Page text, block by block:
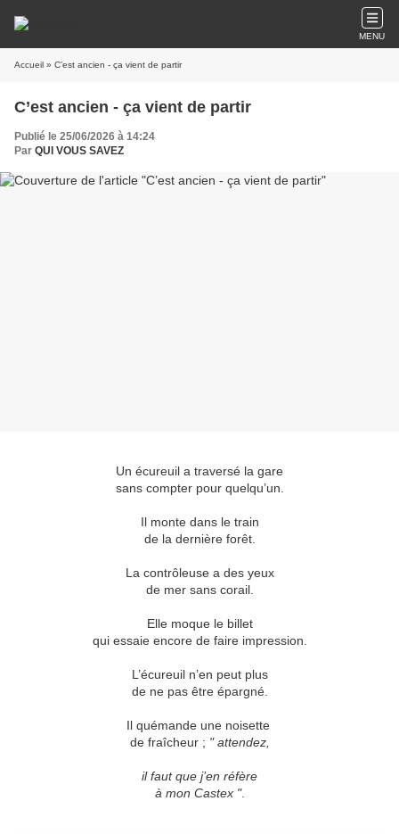
MENU
Accueil » C’est ancien - ça vient de partir
C’est ancien - ça vient de partir
Publié le 25/06/2026 à 14:24
Par QUI VOUS SAVEZ
Un écureuil a traversé la gare
sans compter pour quelqu’un.
Il monte dans le train
de la dernière forêt.
La contrôleuse a des yeux
de mer sans corail.
Elle moque le billet
qui essaie encore de faire impression.
L’écureuil n’en peut plus
de ne pas être épargné.
Il quémande une noisette
de fraîcheur ; " attendez,
il faut que j’en réfère
à mon Castex ".